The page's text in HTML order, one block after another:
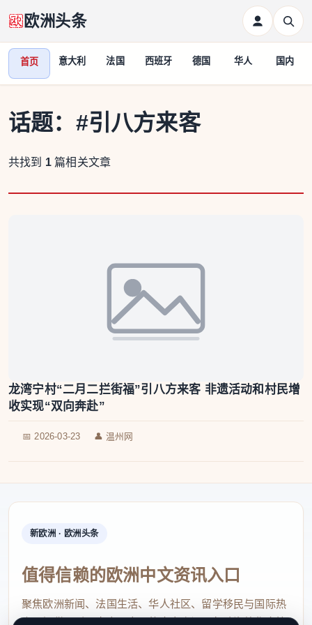
欧洲头条
首页 意大利 法国 西班牙 德国 华人 国内
话题： #引八方来客
共找到 1 篇相关文章
龙湾宁村“二月二拦街福”引八方来客 非遗活动和村民增
收实现“双向奔赴”
📅 2026-03-23 👤 温州网
新欧洲 · 欧洲头条
值得信赖的欧洲中文资讯入口
聚焦欧洲新闻、法国生活、华人社区、留学移民与国际热
点，提供及时、真实、实用的中文资讯，帮助海外华人快